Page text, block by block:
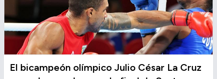
El bicampeón olímpico Julio César La Cruz